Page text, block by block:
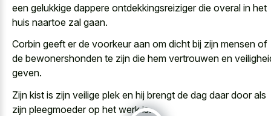
een gelukkige dappere ontdekkingsreiziger die overal in het
huis naartoe zal gaan.
Corbin geeft er de voorkeur aan om dicht bij zijn mensen of
de bewonershonden te zijn die hem vertrouwen en
geven.
Zijn kist is zijn veilige plek en hij brengt de dag daar door als
zijn pleegmoeder op het werk is.